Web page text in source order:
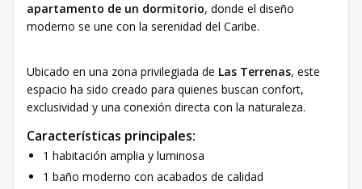
apartamento de un dormitorio, donde el diseño
moderno se une con la serenidad del Caribe.
Ubicado en una zona privilegiada de Las Terrenas, este
espacio ha sido creado para quienes buscan confort,
exclusividad y una conexión directa con la naturaleza.
Características principales:
1 habitación amplia y luminosa
1 baño moderno con acabados de calidad